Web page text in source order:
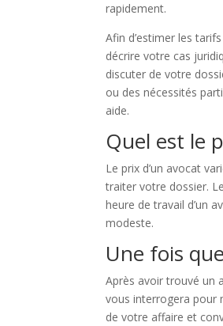
rapidement.
Afin d’estimer les
décrire votre cas
discuter de votre
ou des nécessités
aide.
Quel est le
Le prix d’un avocat
traiter votre dossier.
heure de travail d’un
modeste.
Une fois
Après avoir trouvé un
vous interrogera pour
de votre affaire et